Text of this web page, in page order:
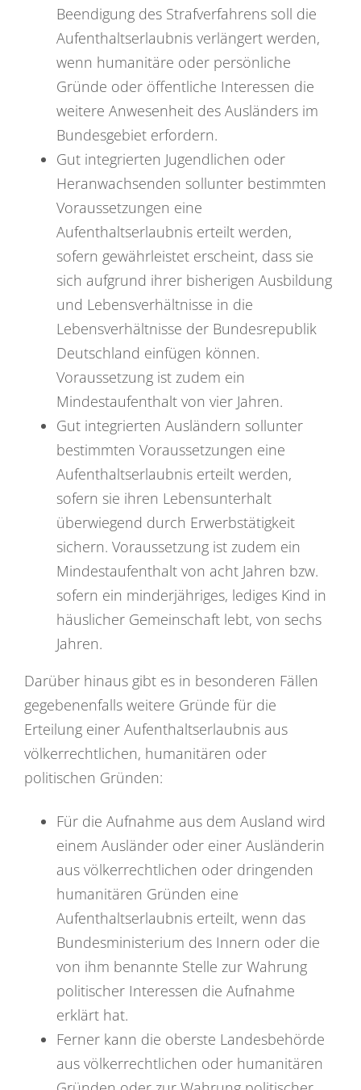
Beendigung des Strafverfahrens soll die
Aufenthaltserlaubnis verlängert werden,
wenn humanitäre oder persönliche
Gründe oder öffentliche Interessen die
weitere Anwesenheit des Ausländers im
Bundesgebiet erfordern.
Gut integrierten Jugendlichen oder
Heranwachsenden sollunter bestimmten
Voraussetzungen eine
Aufenthaltserlaubnis erteilt werden,
sofern gewährleistet erscheint, dass sie
sich aufgrund ihrer bisherigen Ausbildung
und Lebensverhältnisse in die
Lebensverhältnisse der Bundesrepublik
Deutschland einfügen können.
Voraussetzung ist zudem ein
Mindestaufenthalt von vier Jahren.
Gut integrierten Ausländern sollunter
bestimmten Voraussetzungen eine
Aufenthaltserlaubnis erteilt werden,
sofern sie ihren Lebensunterhalt
überwiegend durch Erwerbstätigkeit
sichern. Voraussetzung ist zudem ein
Mindestaufenthalt von acht Jahren bzw.
sofern ein minderjähriges, lediges Kind in
häuslicher Gemeinschaft lebt, von sechs
Jahren.
Darüber hinaus gibt es in besonderen Fällen
gegebenenfalls weitere Gründe für die
Erteilung einer Aufenthaltserlaubnis aus
völkerrechtlichen, humanitären oder
politischen Gründen:
Für die Aufnahme aus dem Ausland wird
einem Ausländer oder einer Ausländerin
aus völkerrechtlichen oder dringenden
humanitären Gründen eine
Aufenthaltserlaubnis erteilt, wenn das
Bundesministerium des Innern oder die
von ihm benannte Stelle zur Wahrung
politischer Interessen die Aufnahme
erklärt hat.
Ferner kann die oberste Landesbehörde
aus völkerrechtlichen oder humanitären